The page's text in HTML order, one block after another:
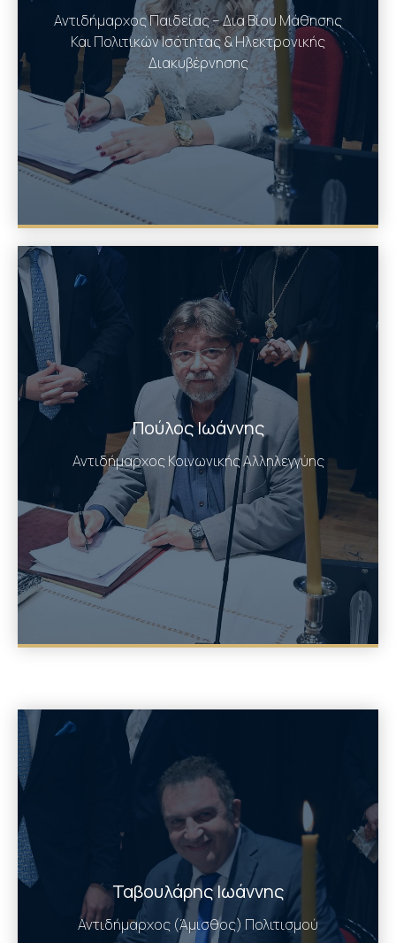
Αντιδήμαρχος Παιδείας – Δια Βίου Μάθησης
Και Πολιτικών Ισότητας & Ηλεκτρονικής
Διακυβέρνησης
Πούλος Ιωάννης
Αντιδήμαρχος Κοινωνικής Αλληλεγγύης
Ταβουλάρης Ιωάννης
Αντιδήμαρχος (Άμισθος) Πολιτισμού